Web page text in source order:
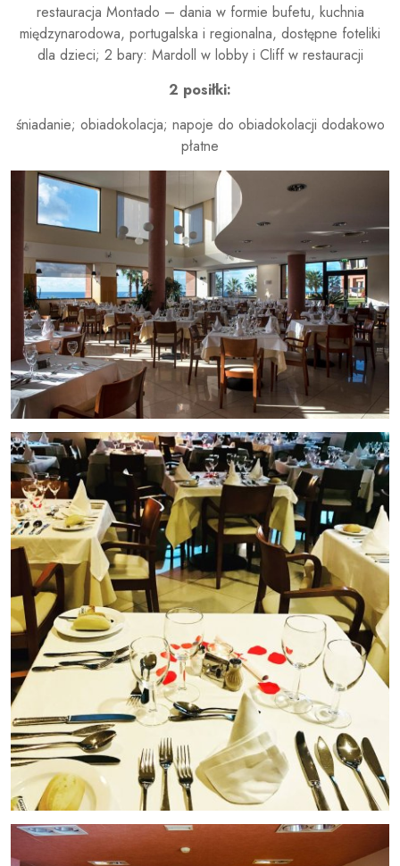
restauracja Montado – dania w formie bufetu, kuchnia
międzynarodowa, portugalska i regionalna, dostępne foteliki
dla dzieci; 2 bary: Mardoll w lobby i Cliff w restauracji
2 posiłki:
śniadanie; obiadokolacja; napoje do obiadokolacji dodakowo
płatne